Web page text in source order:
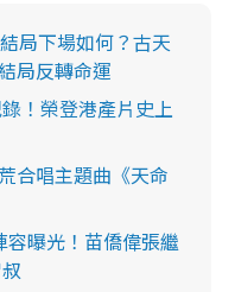
局下場如何？古天
局反轉命運
！榮登港產片史上
合唱主題曲《天命
曝光！苗僑偉張繼